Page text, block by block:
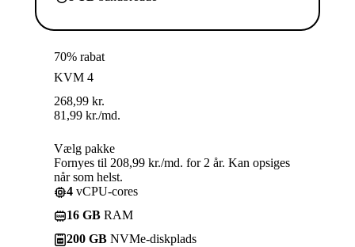
70% rabat
KVM 4
268,99 kr.
81,99 kr./md.
Vælg pakke
Fornyes til 208,99 kr./md. for 2 år. Kan opsiges
når som helst.
4 vCPU-cores
16 GB RAM
200 GB NVMe-diskplads